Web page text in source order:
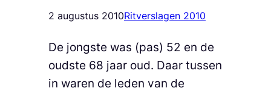
2 augustus 2010Ritverslagen 2010
De jongste was (pas) 52 en de
oudste 68 jaar oud. Daar tussen
in waren de leden van de